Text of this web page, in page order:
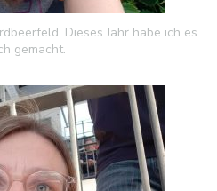
Dieses Jahr habe ich es
gemacht.